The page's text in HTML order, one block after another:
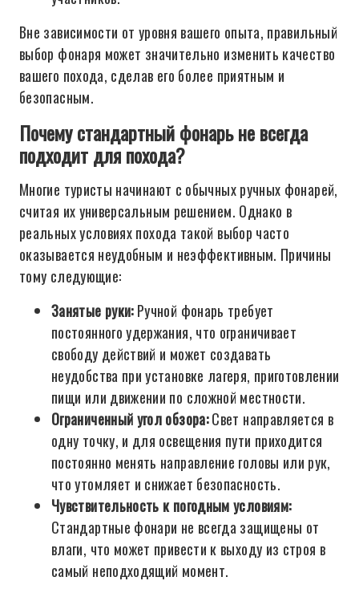
Вне зависимости от уровня вашего опыта, правильный
выбор фонаря может значительно изменить качество
вашего похода, сделав его более приятным и
безопасным.
Почему стандартный фонарь не всегда
подходит для похода?
Многие туристы начинают с обычных ручных фонарей,
считая их универсальным решением. Однако в
реальных условиях похода такой выбор часто
оказывается неудобным и неэффективным. Причины
тому следующие:
Занятые руки:Ручной фонарь требует
постоянного удержания, что ограничивает
свободу действий и может создавать
неудобства при установке лагеря, приготовлении
пищи или движении по сложной местности.
Ограниченный угол обзора:Свет направляется в
одну точку, и для освещения пути приходится
постоянно менять направление головы или рук,
что утомляет и снижает безопасность.
Чувствительность к погодным условиям:
Стандартные фонари не всегда защищены от
влаги, что может привести к выходу из строя в
самый неподходящий момент.